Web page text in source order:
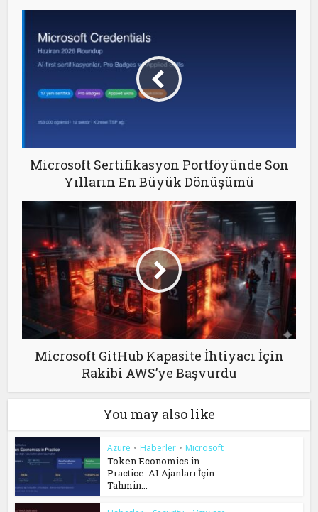
Microsoft Sertifikasyon Portföyünde Son
Yılların En Büyük Dönüşümü
Microsoft GitHub Kapasite İhtiyacı İçin
Rakibi AWS’ye Başvurdu
You may also like
Azure • Haberler • Microsoft
Token Economics in
Practice: AI Ajanları İçin
Tahmin...